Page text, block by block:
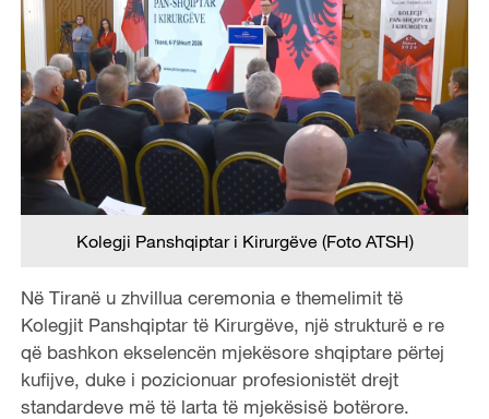
Kolegji Panshqiptar i Kirurgëve (Foto ATSH)
Në Tiranë u zhvillua ceremonia e themelimit të
Kolegjit Panshqiptar të Kirurgëve, një strukturë e re
që bashkon ekselencën mjekësore shqiptare përtej
kufijve, duke i pozicionuar profesionistët drejt
standardeve më të larta të mjekësisë botërore.